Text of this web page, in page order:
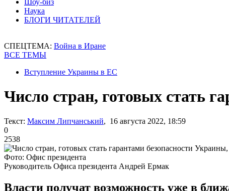
Шоу-биз
Наука
БЛОГИ ЧИТАТЕЛЕЙ
СПЕЦТЕМА: Война в Иране
ВСЕ ТЕМЫ
Вступление Украины в ЕС
Число стран, готовых стать
Текст: Максим Липчанський, 16 августа 2022, 18:59
0
2538
Фото: Офис президента
Руководитель Офиса президента Андрей Ермак
Власти получат возможность уже в